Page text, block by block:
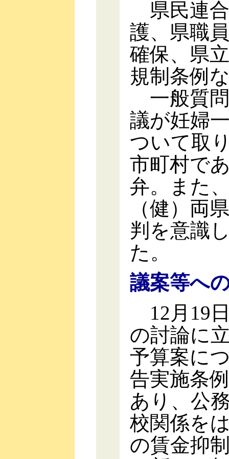
県民連
護、県職
確保、県
規制条例
一般質
議が妊婦
ついて取
市町村で
弁。また
（健）両
判を意識
た。
議案等へ
12月19
の討論に
予算案に
告実施条
あり、公
校関係を
の賃金抑